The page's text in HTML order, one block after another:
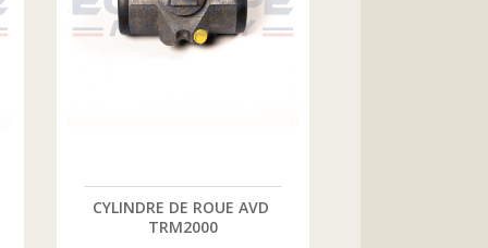
CYLINDRE DE ROUE AVD
TRM2000